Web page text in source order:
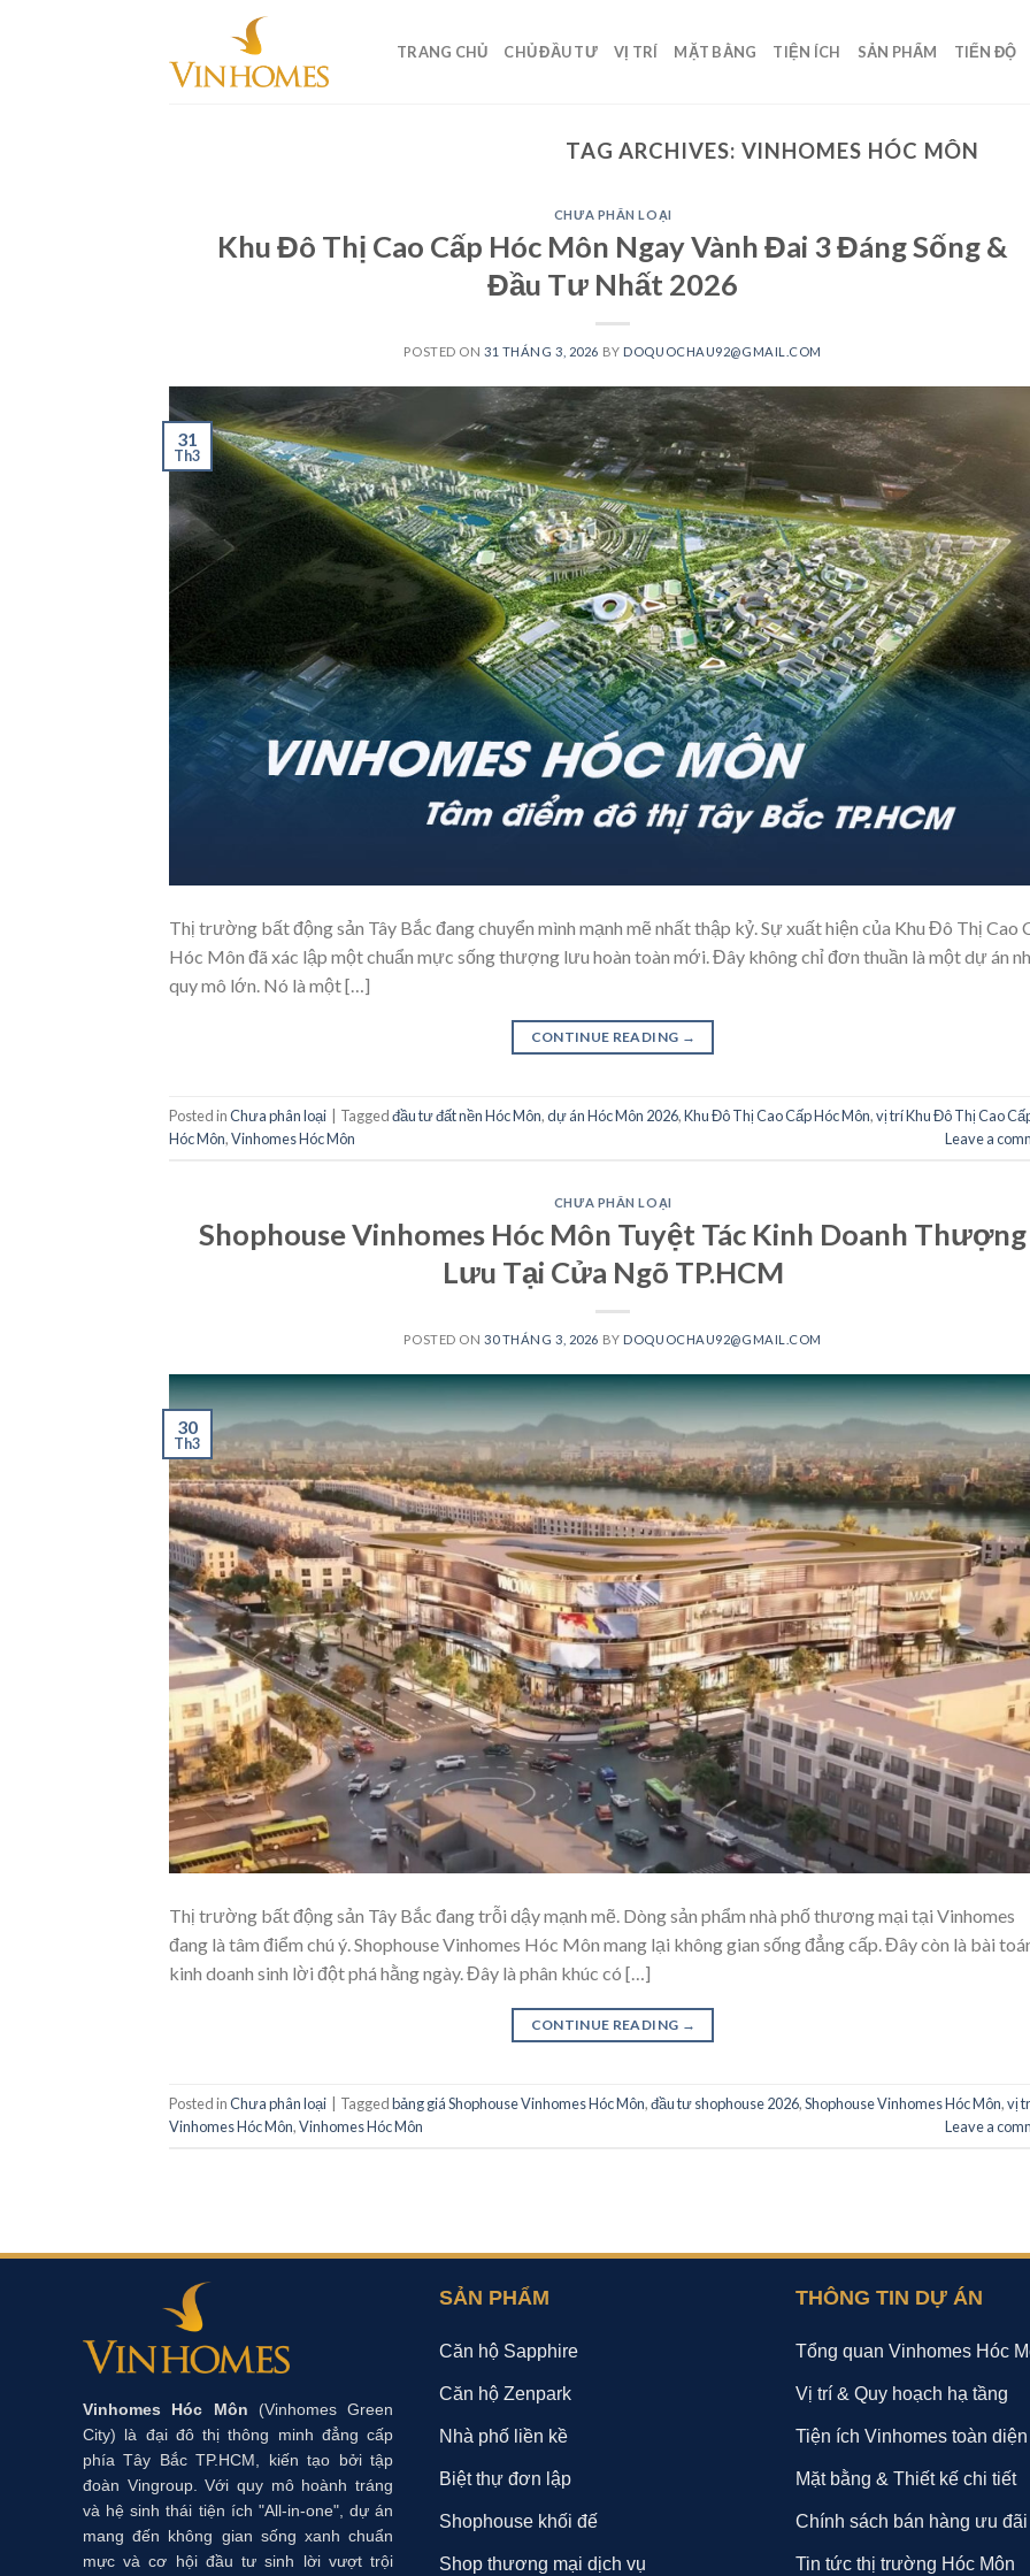
TRANG CHỦ CHỦ ĐẦU TƯ VỊ TRÍ MẶT BẰNG TIỆN ÍCH SẢN PHẨM TIẾN ĐỘ
TAG ARCHIVES: VINHOMES HÓC MÔN
CHƯA PHÂN LOẠI
Khu Đô Thị Cao Cấp Hóc Môn Ngay Vành Đai 3 Đáng Sống &
Đầu Tư Nhất 2026
POSTED ON31 THÁNG 3, 2026 BY DOQUOCHAU92@GMAIL.COM
31
Th3
Thị trường bất động sản Tây Bắc đang chuyển mình mạnh mẽ nhất thập kỷ. Sự xuất hiện của Khu Đô Thị Cao
Hóc Môn đã xác lập một chuẩn mực sống thượng lưu hoàn toàn mới. Đây không chỉ đơn thuần là một dự án
quy mô lớn. Nó là một […]
CONTINUE READING →
Posted inChưa phân loại Taggedđầu tư đất nền Hóc Môn,dự án Hóc Môn 2026,Khu Đô Thị Cao Cấp Hóc Môn,vị trí Khu Đô Thị Cao
Hóc Môn,Vinhomes Hóc Môn Leave a
CHƯA PHÂN LOẠI
Shophouse Vinhomes Hóc Môn Tuyệt Tác Kinh Doanh Thượng
Lưu Tại Cửa Ngõ TP.HCM
POSTED ON30 THÁNG 3, 2026 BY DOQUOCHAU92@GMAIL.COM
30
Th3
Thị trường bất động sản Tây Bắc đang trỗi dậy mạnh mẽ. Dòng sản phẩm nhà phố thương mại tại Vinhomes
đang là tâm điểm chú ý. Shophouse Vinhomes Hóc Môn mang lại không gian sống đẳng cấp. Đây còn là bài
kinh doanh sinh lời đột phá hằng ngày. Đây là phân khúc có […]
CONTINUE READING →
Posted inChưa phân loại Taggedbảng giá Shophouse Vinhomes Hóc Môn,đầu tư shophouse 2026,Shophouse Vinhomes Hóc Môn,vị
Vinhomes Hóc Môn,Vinhomes Hóc Môn Leave a
Vinhomes Hóc Môn (Vinhomes Green
City) là đại đô thị thông minh đẳng cấp
phía Tây Bắc TP.HCM, kiến tạo bởi tập
đoàn Vingroup. Với quy mô hoành tráng
và hệ sinh thái tiện ích "All-in-one", dự án
mang đến không gian sống xanh chuẩn
mực và cơ hội đầu tư sinh lời vượt trội
SẢN PHẨM
Căn hộ Sapphire
Căn hộ Zenpark
Nhà phố liền kề
Biệt thự đơn lập
Shophouse khối đế
Shop thương mại dịch vụ
THÔNG TIN DỰ ÁN
Tổng quan Vinhomes Hóc
Vị trí & Quy hoạch hạ tầng
Tiện ích Vinhomes toàn diện
Mặt bằng & Thiết kế chi tiết
Chính sách bán hàng ưu đãi
Tin tức thị trường Hóc Môn